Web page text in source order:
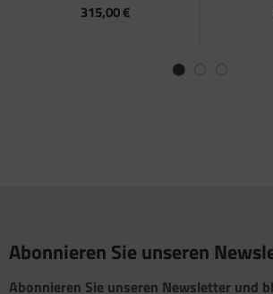
315,00 €
Abonnieren Sie unseren
Abonnieren Sie unseren Newsletter und